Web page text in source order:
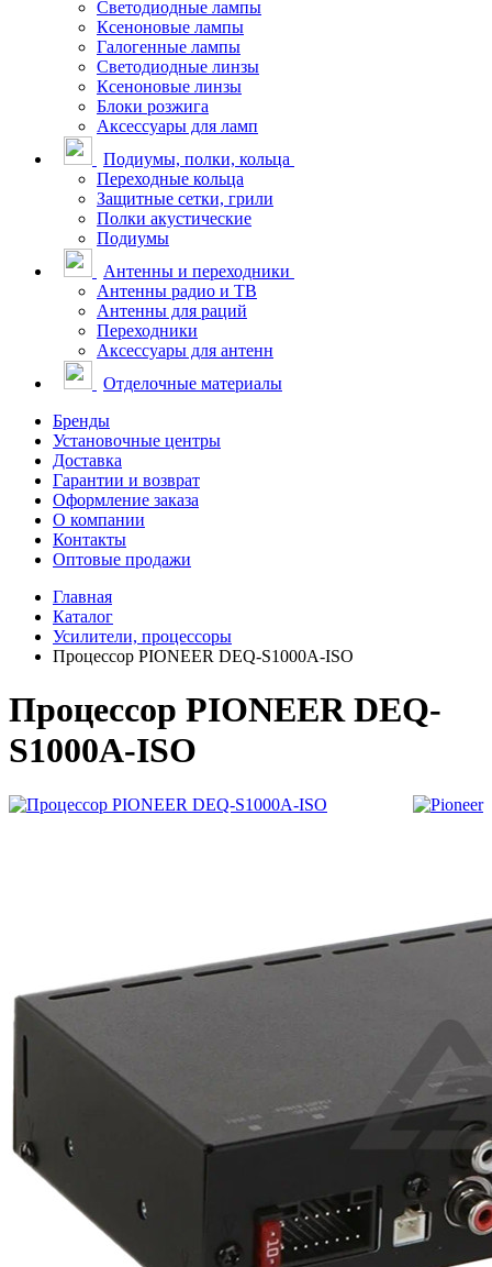
Светодиодные лампы
Ксеноновые лампы
Галогенные лампы
Светодиодные линзы
Ксеноновые линзы
Блоки розжига
Аксессуары для ламп
Подиумы, полки, кольца
Переходные кольца
Защитные сетки, грили
Полки акустические
Подиумы
Антенны и переходники
Антенны радио и ТВ
Антенны для раций
Переходники
Аксессуары для антенн
Отделочные материалы
Бренды
Установочные центры
Доставка
Гарантии и возврат
Оформление заказа
О компании
Контакты
Оптовые продажи
Главная
Каталог
Усилители, процессоры
Процессор PIONEER DEQ-S1000A-ISO
Процессор PIONEER DEQ-
S1000A-ISO